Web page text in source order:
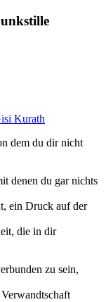
Kurath
dem du dir nicht
denen du gar nichts
ein Druck auf der
die in dir
zu sein,